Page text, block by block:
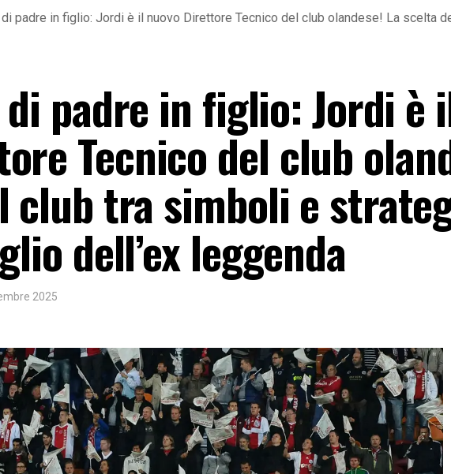
di padre in figlio: Jordi è il nuovo Direttore Tecnico del club olandese! La scelta
padre in figlio: Jordi è
Tecnico del club
club tra simboli e
dell’ex leggenda
2025